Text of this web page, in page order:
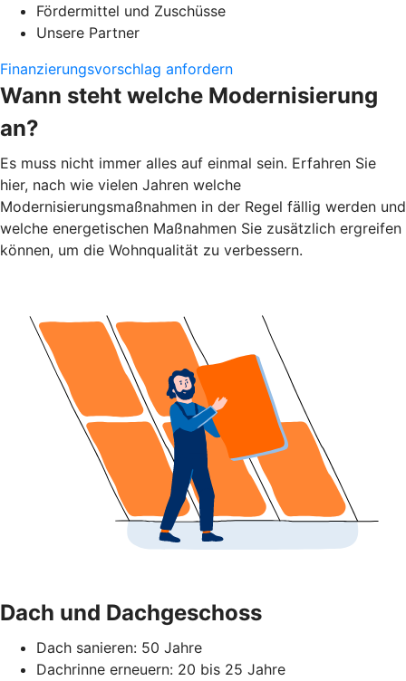
Fördermittel und Zuschüsse
Unsere Partner
Finanzierungsvorschlag anfordern
Wann steht welche Modernisierung
an?
Es muss nicht immer alles auf einmal sein. Erfahren Sie
hier, nach wie vielen Jahren welche
Modernisierungsmaßnahmen in der Regel fällig werden und
welche energetischen Maßnahmen Sie zusätzlich ergreifen
können, um die Wohnqualität zu verbessern.
Dach und Dachgeschoss
Dach sanieren: 50 Jahre
Dachrinne erneuern: 20 bis 25 Jahre